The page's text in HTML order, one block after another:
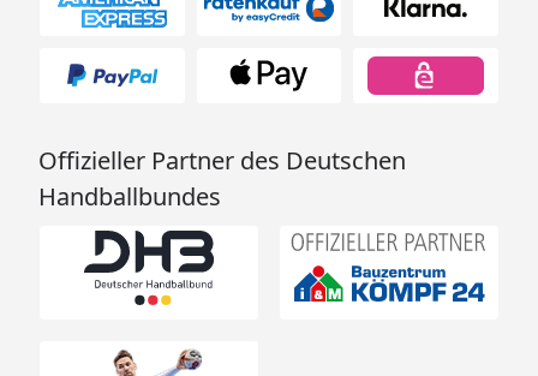
Offizieller Partner des Deutschen
Handballbundes